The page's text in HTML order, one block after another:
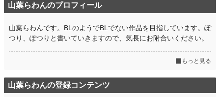
山葉らわんのプロフィール
山葉らわんです。BLのようでBLでない作品を目指しています。ぽ
つり、ぽつりと書いていきますので、気長にお附合いください。
もっと見る
山葉らわんの登録コンテンツ